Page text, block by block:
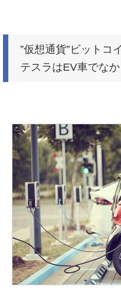
”仮想通貨”ビットコ
テスラはEV車でな